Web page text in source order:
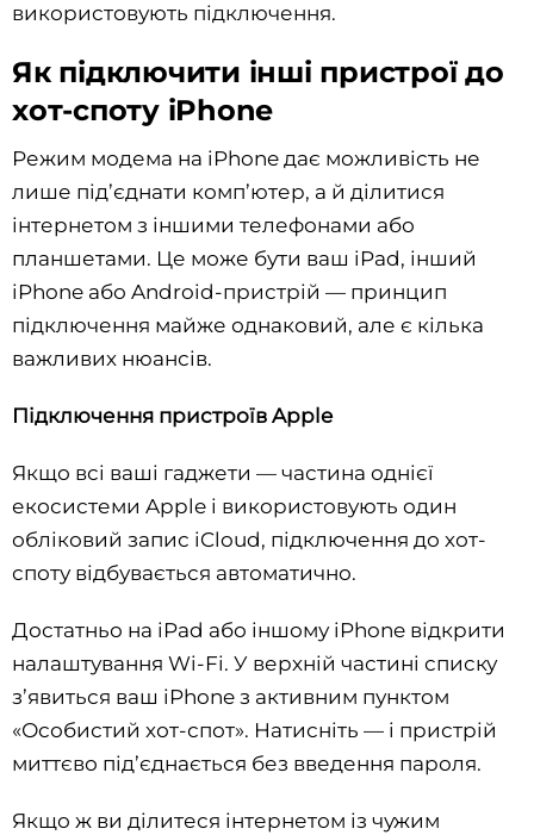
використовують підключення.
Як підключити інші пристрої до
хот-споту iPhone
Режим модема на iPhone дає можливість не
лише під’єднати комп’ютер, а й ділитися
інтернетом з іншими телефонами або
планшетами. Це може бути ваш iPad, інший
iPhone або Android-пристрій — принцип
підключення майже однаковий, але є кілька
важливих нюансів.
Підключення пристроїв Apple
Якщо всі ваші гаджети — частина однієї
екосистеми Apple і використовують один
обліковий запис iCloud, підключення до хот-
споту відбувається автоматично.
Достатньо на iPad або іншому iPhone відкрити
налаштування Wi-Fi. У верхній частині списку
з’явиться ваш iPhone з активним пунктом
«Особистий хот-спот». Натисніть — і пристрій
миттєво під’єднається без введення пароля.
Якщо ж ви ділитеся інтернетом із чужим